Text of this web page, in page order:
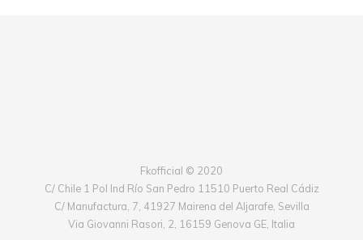
Fkofficial © 2020
C/ Chile 1 Pol Ind Río San Pedro 11510 Puerto Real Cádiz
C/ Manufactura, 7, 41927 Mairena del Aljarafe, Sevilla
Via Giovanni Rasori, 2, 16159 Genova GE, Italia